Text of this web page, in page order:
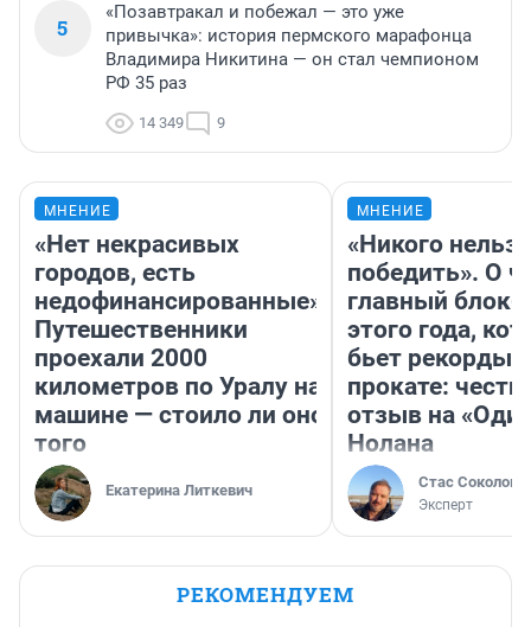
5
«Позавтракал и побежал — это уже
привычка»: история пермского марафонца
Владимира Никитина — он стал чемпионом
РФ 35 раз
14 349 9
МНЕНИЕ
«Нет некрасивых
городов, есть
недофинансированные».
Путешественники
проехали 2000
километров по Уралу на
машине — стоило ли оно
того
Екатерина Литкевич
МНЕНИЕ
«Никого нельзя
победить». О
главный
этого года,
бьет рекорды в
прокате:
отзыв на
Нолана
Стас Соколов
Эксперт
РЕКОМЕНДУЕМ